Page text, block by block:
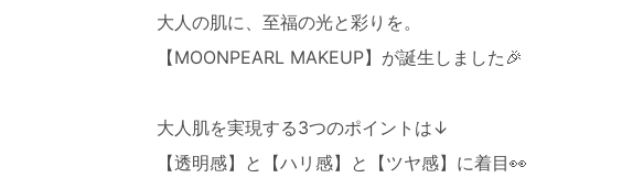
大人の肌に、至福の光と彩りを。
【MOONPEARL MAKEUP】が誕生しました🎉
大人肌を実現する3つのポイントは↓
【透明感】と【ハリ感】と【ツヤ感】に着目👀